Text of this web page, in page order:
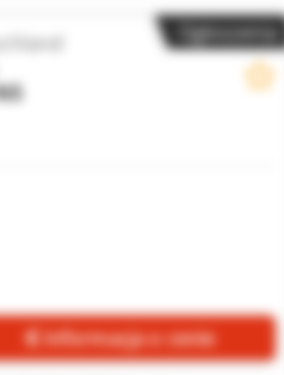
GmbH / NS Maquinas
Widoberg GmbH / NSOgłoszenia
Informacja o cenie